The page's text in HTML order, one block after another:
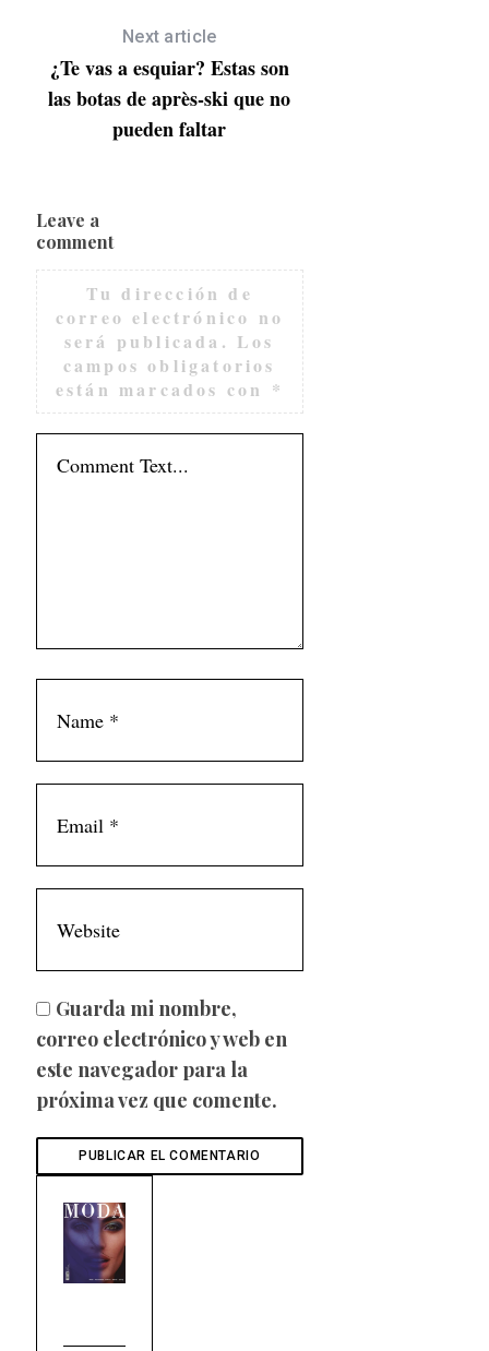
Next article
¿Te vas a esquiar? Estas son
las botas de après-ski que no
pueden faltar
Leave a
comment
Tu dirección de
correo electrónico no
será publicada. Los
campos obligatorios
están marcados con *
Guarda mi nombre,
correo electrónico y web en
este navegador para la
próxima vez que comente.